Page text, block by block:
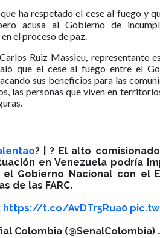
ha respetado el cese al fuego y
acusa al Gobierno de
el proceso de paz.
Ruiz Massieu, representante
que el cese al fuego entre el
sus beneficios para las
las personas que viven en
? | ? El alto
en Venezuela podría
el Gobierno Nacional con el
de las FARC.
https://t.co/AvDTr5Rua0
Colombia (@SenalColombia)